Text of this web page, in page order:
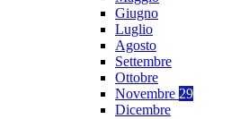
Giugno
Luglio
Agosto
Settembre
Ottobre
Novembre 29
Dicembre